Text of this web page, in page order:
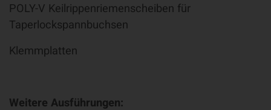
POLY-V Keilrippenriemenscheiben für
Taperlockspannbuchsen
Klemmplatten
Weitere Ausführungen: